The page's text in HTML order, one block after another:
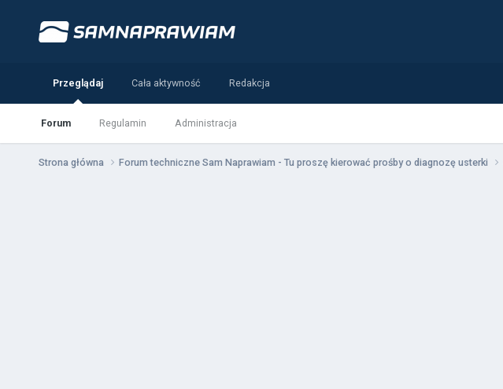
Przeglądaj
Forum Regulamin Administracja
Cała aktywność Redakcja
Strona główna Forum techniczne Sam Naprawiam - Tu proszę kierować prośby o diagnozę usterki